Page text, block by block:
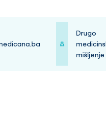
Drugo
mišljenje